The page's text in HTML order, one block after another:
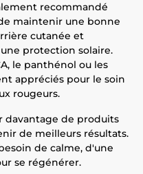
recommandé
maintenir une bonne
cutanée et
protection solaire.
le panthénol ou les
appréciés pour le soin
rougeurs.
davantage de produits
de meilleurs résultats.
de calme, d'une
se régénérer.